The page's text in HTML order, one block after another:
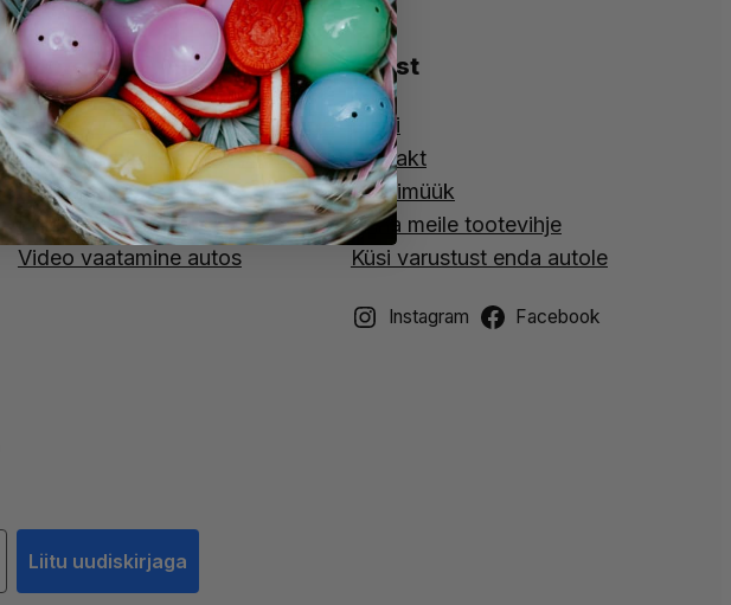
Tooted
CarPlay / Android Auto ekraanid
Juhtmevabad CarPlay / Android
Auto adapterid
Bluetooth adapterid
Video vaatamine autos
Meist
Blogi
Kontakt
Hulgimüük
Anna meile tootevihje
Küsi varustust enda autole
Instagram Facebook
Liitu uudiskirjaga